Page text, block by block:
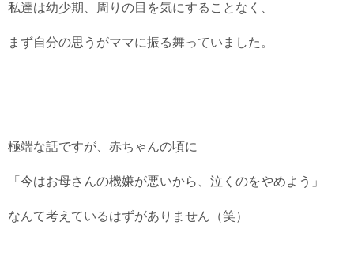
私達は幼少期、周りの目を気にすることなく、
まず自分の思うがママに振る舞っていました。
極端な話ですが、赤ちゃんの頃に
「今はお母さんの機嫌が悪いから、泣くのをやめよう」
なんて考えているはずがありません（笑）